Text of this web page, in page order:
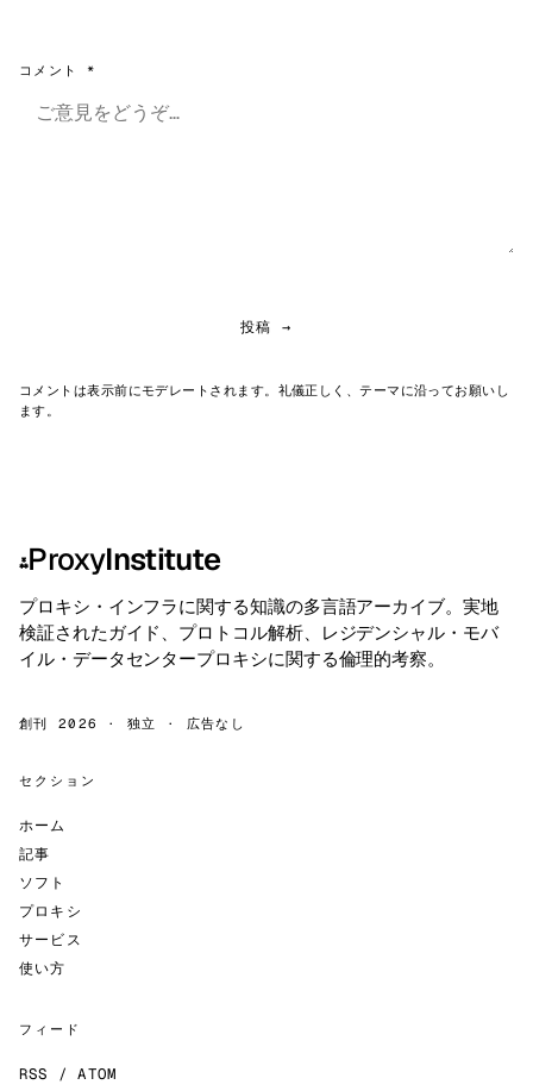
コメント *
投稿 →
コメントは表示前にモデレートされます。礼儀正しく、テーマに沿ってお願いし
ます。
⁂ProxyInstitute
プロキシ・インフラに関する知識の多言語アーカイブ。実地
検証されたガイド、プロトコル解析、レジデンシャル・モバ
イル・データセンタープロキシに関する倫理的考察。
創刊 2026 · 独立 · 広告なし
セクション
ホーム
記事
ソフト
プロキシ
サービス
使い方
フィード
RSS / ATOM